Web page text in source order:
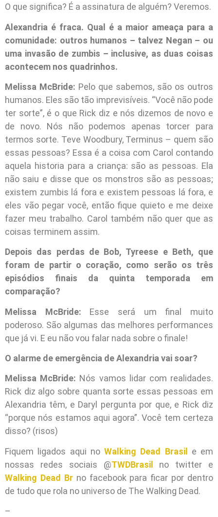
O que significa? É a assinatura de alguém? Veremos.
Alexandria é fraca. Qual é a maior ameaça para a
comunidade: outros humanos – talvez Negan – ou
uma invasão de zumbis – inclusive, as duas coisas
acontecem nos quadrinhos.
Melissa McBride: Pelo que sabemos, são os outros
humanos. Eles são tão imprevisíveis. “Você não pode
ter sorte”, é o que Rick diz e nós dizemos de novo e
de novo. Nós não podemos apenas torcer para
termos sorte. Teve Woodbury, Terminus – quem são
essas pessoas? Essa é a coisa com Carol contando
aquela historia para a criança: são as pessoas. Ela
não saiu e disse que os monstros são as pessoas;
existem zumbis lá fora e existem pessoas lá fora, e
eles vão pegar você, então fique quieto e me deixe
fazer meu trabalho. Carol também não quer que as
coisas terminem assim.
Depois das perdas de Bob, Tyreese e Beth, que
foram de partir o coração, como serão os três
episódios finais da quinta temporada em
comparação?
Melissa McBride: Esse será um final muito
poderoso. São algumas das melhores performances
que já vi. E eu não vou falar nada sobre o finale!
O alarme de emergência de Alexandria vai soar?
Melissa McBride: Nós vamos lidar com realidades.
Rick diz algo sobre quanta sorte essas pessoas em
Alexandria têm, e Daryl pergunta por que, e Rick diz
“porque nós estamos aqui agora”. Você tem certeza
disso? (risos)
Fiquem ligados aqui no Walking Dead Brasil e em
nossas redes sociais @TWDBrasil no twitter e
Walking Dead Brno facebook para ficar por dentro
de tudo que rola no universo de The Walking Dead.
–